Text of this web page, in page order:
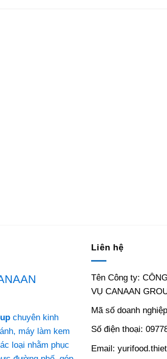
chuyên kinh
máy làm kem
loại nhằm phục
Liên hệ
Tên Công ty:
VỤ CANAAN
Mã số doanh
Số điện thoại:
Email: